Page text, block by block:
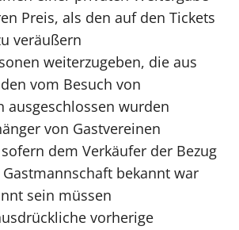
Preis, als den auf den Tickets
veräußern
weiterzugeben, die aus
vom Besuch von
ausgeschlossen wurden
von Gastvereinen
dem Verkäufer der Bezug
bekannt war
sein müssen
vorherige